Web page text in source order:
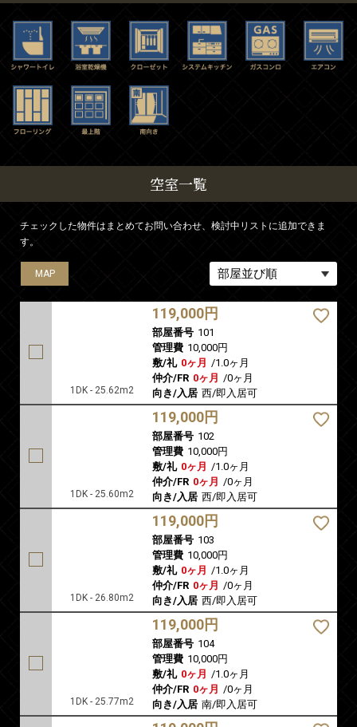
空室一覧
チェックした物件はまとめてお問い合わせ、検討中リストに追加できま
す。
MAP
1DK - 25.62m2
119,000円
部屋番号 101
管理費 10,000円
敷/礼 0ヶ月 /1.0ヶ月
仲介/FR 0ヶ月 /0ヶ月
向き/入居 西/即入居可
MAP
1DK - 25.60m2
119,000円
部屋番号 102
管理費 10,000円
敷/礼 0ヶ月 /1.0ヶ月
仲介/FR 0ヶ月 /0ヶ月
向き/入居 西/即入居可
MAP
1DK - 26.80m2
119,000円
部屋番号 103
管理費 10,000円
敷/礼 0ヶ月 /1.0ヶ月
仲介/FR 0ヶ月 /0ヶ月
向き/入居 西/即入居可
MAP
1DK - 25.77m2
119,000円
部屋番号 104
管理費 10,000円
敷/礼 0ヶ月 /1.0ヶ月
仲介/FR 0ヶ月 /0ヶ月
向き/入居 南/即入居可
MAP
MAP
MAP
MAP
MAP
MAP
MAP
MAP
MAP
MAP
MAP
MAP
MAP
MAP
MAP
MAP
MAP
MAP
MAP
MAP
MAP
MAP
MAP
MAP
MAP